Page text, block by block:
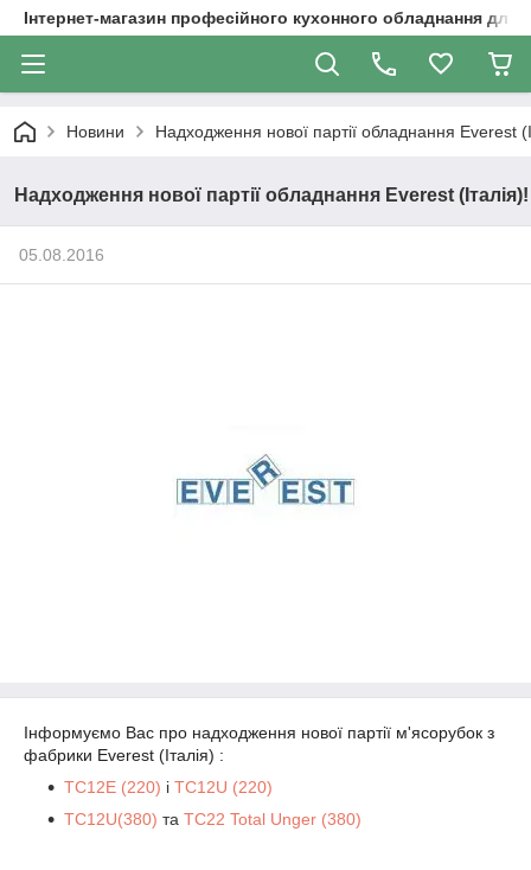
Інтернет-магазин професійного кухонного обладнання
Новини Надходження нової партії обладнання Everest
Надходження нової партії обладнання Everest (Італія)!
05.08.2016
Інформуємо Вас про надходження нової партії м'ясорубок з
фабрики Everest (Італія) :
TC12E (220) і TC12U (220)
TC12U(380) та TC22 Total Unger (380)